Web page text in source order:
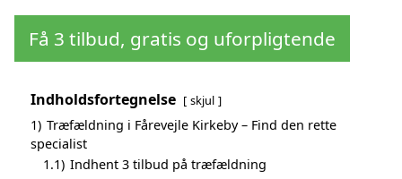
Få 3 tilbud, gratis og uforpligtende
Indholdsfortegnelse skjul
1) Træfældning i Fårevejle Kirkeby – Find den rette
specialist
1.1) Indhent 3 tilbud på træfældning